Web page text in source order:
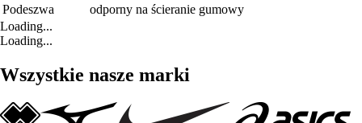
Podeszwa
odporny na ścieranie gumowy
Loading...
Loading...
Wszystkie nasze marki